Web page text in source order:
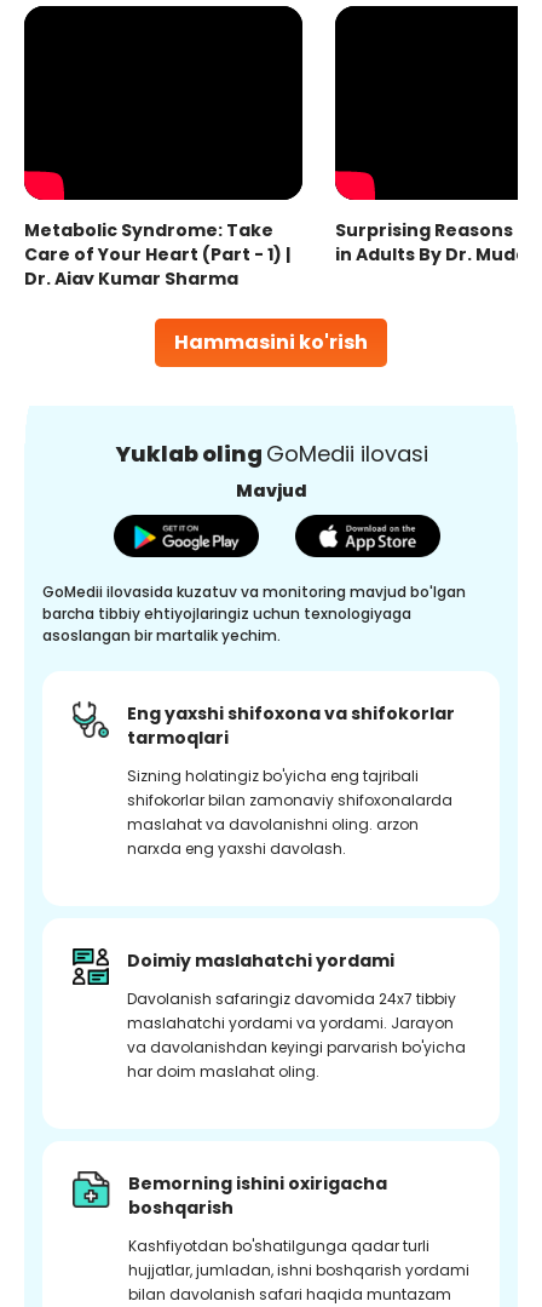
Hammasini ko'rish
Metabolic Syndrome: Take
Care of Your Heart (Part - 1) |
Dr. Ajay Kumar Sharma
Surprising Reasons
in Adults By Dr.
Yuklab oling GoMedii ilovasi
Mavjud
GoMedii ilovasida kuzatuv va monitoring mavjud bo'lgan
barcha tibbiy ehtiyojlaringiz uchun texnologiyaga
asoslangan bir martalik yechim.
Eng yaxshi shifoxona va shifokorlar
tarmoqlari
Sizning holatingiz bo'yicha eng tajribali
shifokorlar bilan zamonaviy shifoxonalarda
maslahat va davolanishni oling. arzon
narxda eng yaxshi davolash.
Doimiy maslahatchi yordami
Davolanish safaringiz davomida 24x7 tibbiy
maslahatchi yordami va yordami. Jarayon
va davolanishdan keyingi parvarish bo'yicha
har doim maslahat oling.
Bemorning ishini oxirigacha
boshqarish
Kashfiyotdan bo'shatilgunga qadar turli
hujjatlar, jumladan, ishni boshqarish yordami
bilan davolanish safari haqida muntazam